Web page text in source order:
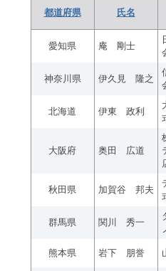
都道府県 氏名
愛知県 庵 剛士
神奈川県 伊久見 隆之
北海道 伊東 政利
大阪府 奥田 広道
秋田県 加賀谷 邦夫
群馬県 関川 秀一
熊本県 岩下 朋誉